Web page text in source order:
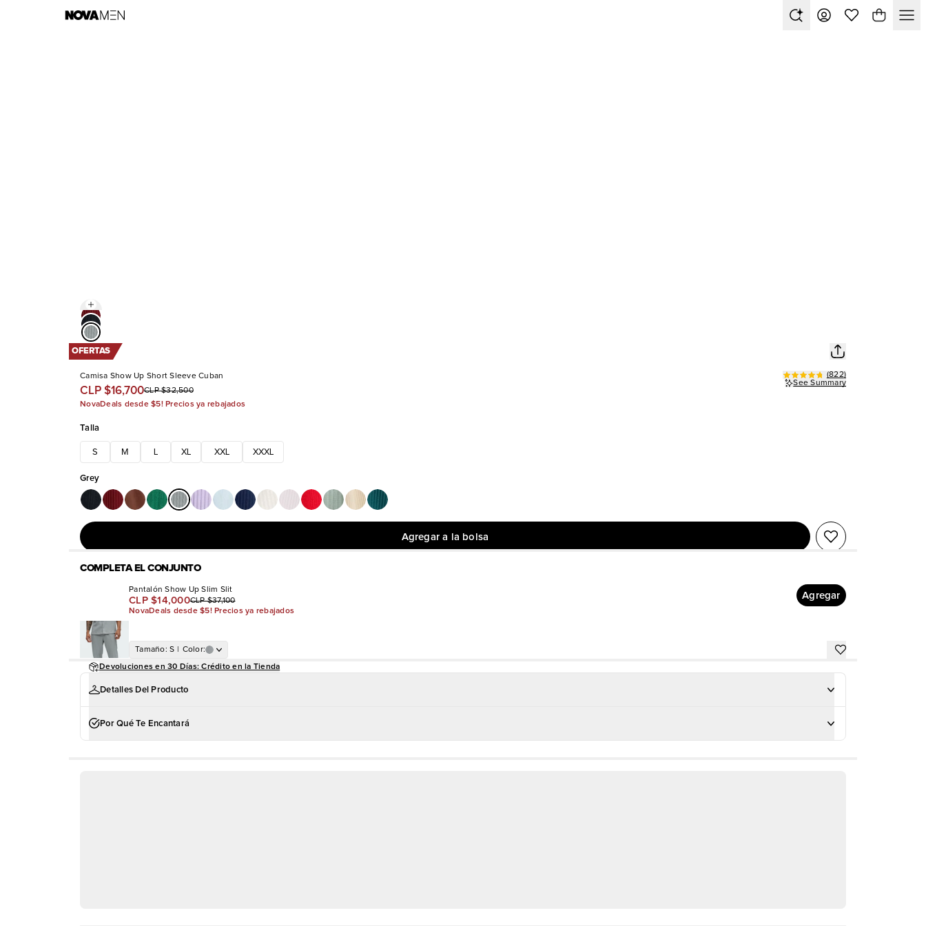
OFERTAS
Camisa Show Up Short Sleeve Cuban
CLP $16,700CLP $32,500
(822)
See Summary
NovaDeals desde $5! Precios ya rebajados
Talla
S M XL XXL XXXL
Grey
Agregar a la bolsa
COMPLETA EL CONJUNTO
Pantalón Show Up Slim Slit
CLP $14,000CLP $37,100
NovaDeals desde $5! Precios ya rebajados
Agregar
Tamaño: S Color:
Devoluciones en 30 Días: Crédito en la Tienda
Detalles Del Producto
Por Qué Te Encantará